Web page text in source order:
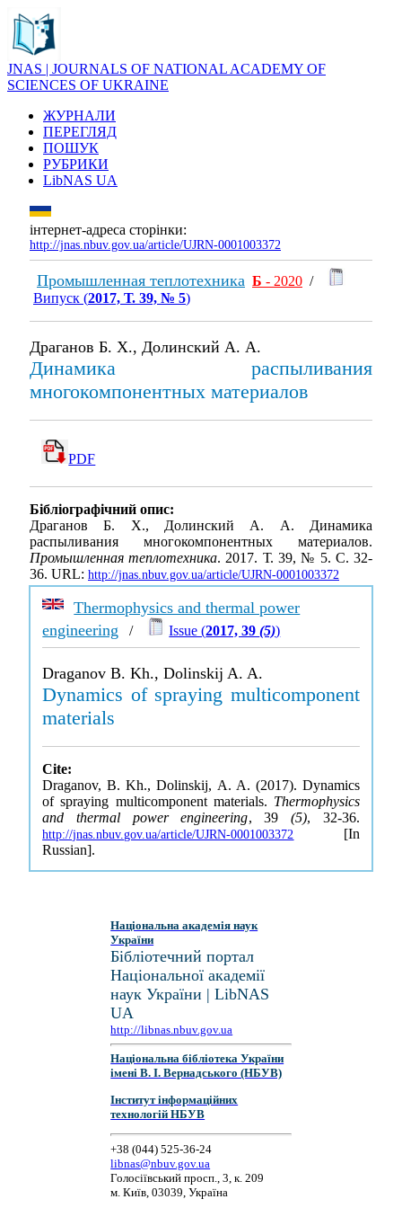
JNAS | JOURNALS OF NATIONAL ACADEMY OF
SCIENCES OF UKRAINE
ЖУРНАЛИ
ПЕРЕГЛЯД
ПОШУК
РУБРИКИ
LibNAS UA
інтернет-адреса сторінки:
http://jnas.nbuv.gov.ua/article/UJRN-0001003372
Промышленная теплотехника Б - 2020 /
Випуск (2017, Т. 39, № 5)
Драганов Б. Х., Долинский А. А.
Динамика распыливания
многокомпонентных материалов
PDF
Бібліографічний опис:
Драганов Б. Х., Долинский А. А. Динамика
распыливания многокомпонентных материалов.
Промышленная теплотехника. 2017. Т. 39, № 5. С. 32-
36. URL: http://jnas.nbuv.gov.ua/article/UJRN-0001003372
Thermophysics and thermal power
engineering / Issue (2017, 39(5))
Draganov B. Kh., Dolinskij A. A.
Dynamics of spraying multicomponent
materials
Cite:
Draganov, B. Kh., Dolinskij, A. A. (2017). Dynamics
of spraying multicomponent materials. Thermophysics
and thermal power engineering, 39 (5), 32-36.
http://jnas.nbuv.gov.ua/article/UJRN-0001003372 [In
Russian].
Національна академія наук
України
Бібліотечний портал
Національної академії
наук України | LibNAS
UA
http://libnas.nbuv.gov.ua
Національна бібліотека України
імені В. І. Вернадського (НБУВ)
Інститут інформаційних
технологій НБУВ
+38 (044) 525-36-24
libnas@nbuv.gov.ua
Голосіївський просп., 3, к. 209
м. Київ, 03039, Україна